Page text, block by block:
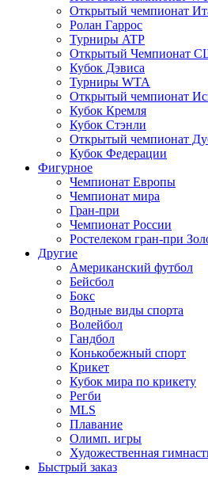
Открытый чемпионат
Ролан Гаррос
Турниры ATP
Открытый Чемпионат
Кубок Дэвиса
Турниры WTA
Открытый чемпионат
Кубок Кремля
Кубок Стэнли
Открытый чемпионат
Кубок Федерации
Фигурное
Чемпионат Европы
Чемпионат мира
Гран-при
Чемпионат России
Ростелеком гран-при
Другие
Американский футбол
Бейсбол
Бокс
Водные виды спорта
Волейбол
Гандбол
Конькобежный спорт
Крикет
Кубок мира по крикету
Регби
MLS
Плавание
Олимп. игры
Художественная
Быстрый заказ